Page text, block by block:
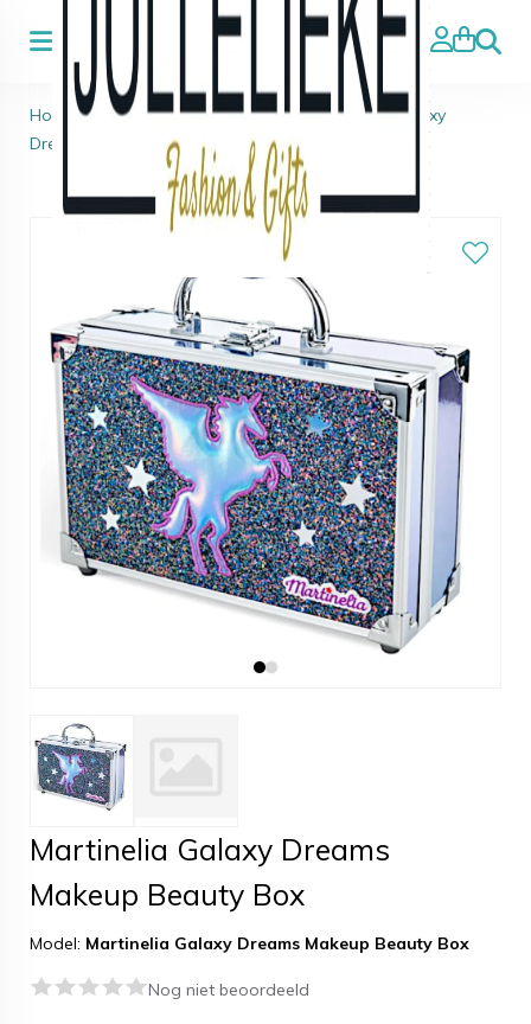
Zoeken
Home > Kids Beauty & Topmodel >Martinelia Galaxy
Dreams Makeup Beauty Box
Martinelia Galaxy Dreams
Makeup Beauty Box
Model: Martinelia Galaxy Dreams Makeup Beauty Box
Nog niet beoordeeld